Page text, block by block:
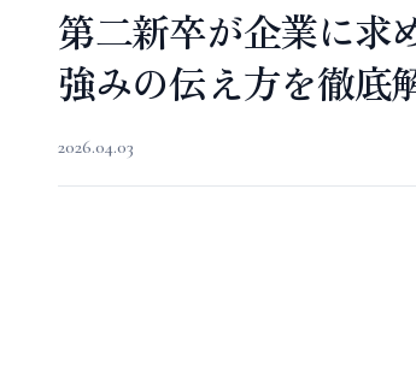
第二新卒が企業に求
強みの伝え方を徹底
2026.04.03